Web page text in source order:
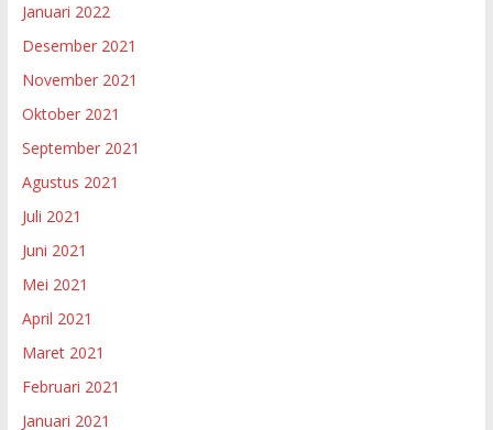
Januari 2022
Desember 2021
November 2021
Oktober 2021
September 2021
Agustus 2021
Juli 2021
Juni 2021
Mei 2021
April 2021
Maret 2021
Februari 2021
Januari 2021